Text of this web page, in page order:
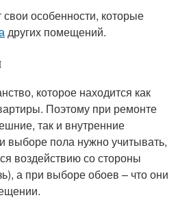
особенности, которые
других помещений.
которое находится как
Поэтому при ремонте
так и внутренние
пола нужно учитывать,
воздействию со стороны
а при выборе обоев – что они